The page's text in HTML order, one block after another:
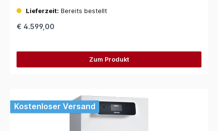
Lieferzeit: Bereits bestellt
€ 4.599,00
Zum Produkt
Kostenloser Versand